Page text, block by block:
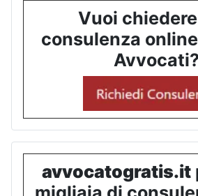
Vuoi
consulenza
Avvocati?
avvocatogratis.it